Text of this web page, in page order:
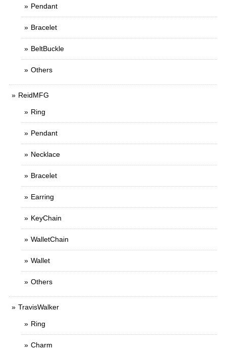
Pendant
Bracelet
BeltBuckle
Others
ReidMFG
Ring
Pendant
Necklace
Bracelet
Earring
KeyChain
WalletChain
Wallet
Others
TravisWalker
Ring
Charm